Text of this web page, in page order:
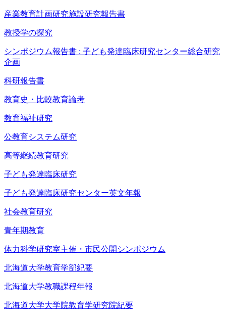
産業教育計画研究施設研究報告書
教授学の探究
シンポジウム報告書 : 子ども発達臨床研究センター総合研究
企画
科研報告書
教育史・比較教育論考
教育福祉研究
公教育システム研究
高等継続教育研究
子ども発達臨床研究
子ども発達臨床研究センター英文年報
社会教育研究
青年期教育
体力科学研究室主催・市民公開シンポジウム
北海道大学教育学部紀要
北海道大学教職課程年報
北海道大学大学院教育学研究院紀要